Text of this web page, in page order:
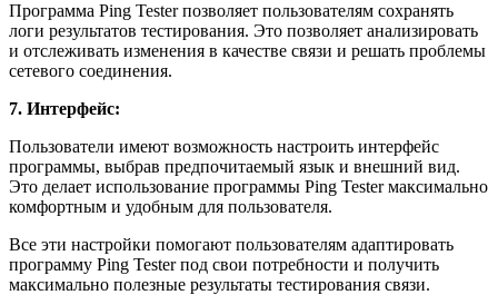
Программа Ping Tester позволяет пользователям сохранять
логи результатов тестирования. Это позволяет анализировать
и отслеживать изменения в качестве связи и решать проблемы
сетевого соединения.
7. Интерфейс:
Пользователи имеют возможность настроить интерфейс
программы, выбрав предпочитаемый язык и внешний вид.
Это делает использование программы Ping Tester максимально
комфортным и удобным для пользователя.
Все эти настройки помогают пользователям адаптировать
программу Ping Tester под свои потребности и получить
максимально полезные результаты тестирования связи.